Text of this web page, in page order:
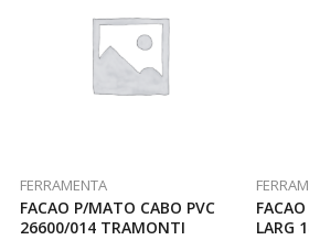
FERRAMENTA
FACAO P/MATO CABO PVC
26600/014 TRAMONTI
LARG